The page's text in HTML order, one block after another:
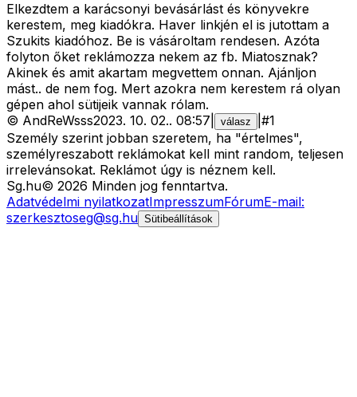
Elkezdtem a karácsonyi bevásárlást és könyvekre
kerestem, meg kiadókra. Haver linkjén el is jutottam a
Szukits kiadóhoz. Be is vásároltam rendesen. Azóta
folyton őket reklámozza nekem az fb. Miatosznak?
Akinek és amit akartam megvettem onnan. Ajánljon
mást.. de nem fog. Mert azokra nem kerestem rá olyan
gépen ahol sütijeik vannak rólam.
© AndReWsss2023. 10. 02.. 08:57 válasz #1
Személy szerint jobban szeretem, ha "értelmes",
személyreszabott reklámokat kell mint random, teljesen
irrelevánsokat. Reklámot úgy is néznem kell.
Sg.hu© 2026 Minden jog fenntartva.
Adatvédelmi nyilatkozatImpresszumFórumE-mail:
szerkesztoseg@sg.hu Sütibeállítások